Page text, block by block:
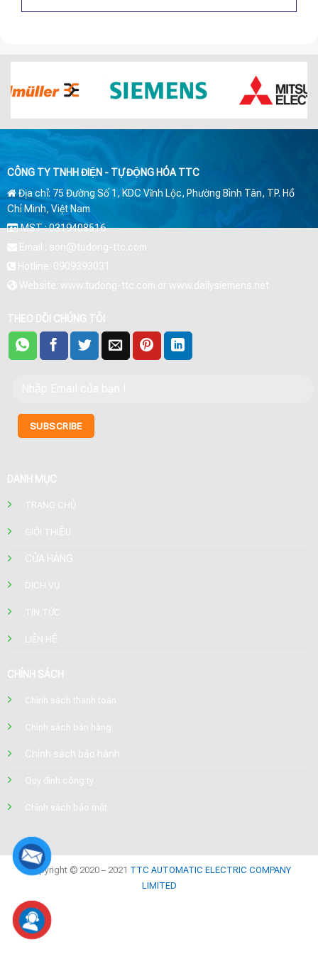
CÔNG TY TNHH ĐIỆN - TỰ ĐỘNG HÓA TTC
Địa chỉ: 75 Đường Số 1, KDC Vĩnh Lộc, Phường Bình Tân, TP. Hồ
Chí Minh, Việt Nam
MST : 0319408516
Email : son@tudong-ttc.com
Hotline: 0909393031
Website: www.tudong-ttc.com or www.dailysiemens.net
THEO DÕI CHÚNG TÔI
DANH MỤC
TRANG CHỦ
GIỚI THIỆU
CỬA HÀNG
DỊCH VỤ
TIN TỨC
LIÊN HỆ
CHÍNH SÁCH
Chính sách thanh toán
Chính sách bán hàng
Chính sách bảo hành
Quy định công ty
Chính sách bảo mật
Copyright © 2020 – 2021 TTC AUTOMATIC ELECTRIC COMPANY
LIMITED